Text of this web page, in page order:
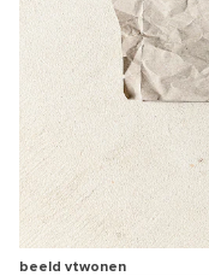
beeld vtwonen